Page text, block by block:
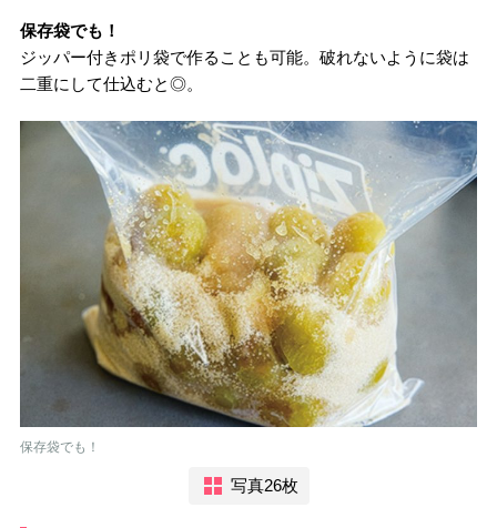
保存袋でも！
ジッパー付きポリ袋で作ることも可能。破れないように袋は
二重にして仕込むと◎。
保存袋でも！
写真26枚